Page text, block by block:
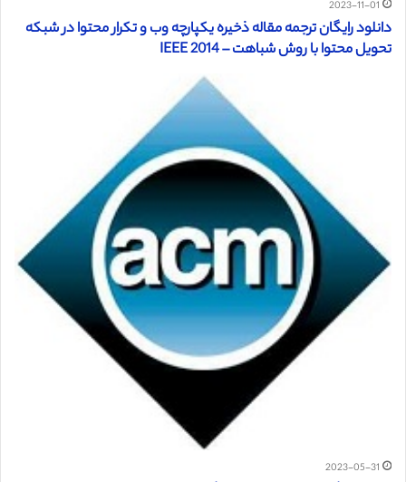
2023-11-01
دانلود رایگان ترجمه مقاله ذخیره یکپارچه وب و تکرار محتوا در شبکه
تحویل محتوا با روش شباهت – IEEE 2014
2023-05-31